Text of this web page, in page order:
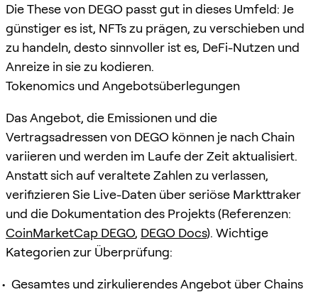
Die These von DEGO passt gut in dieses Umfeld: Je
günstiger es ist, NFTs zu prägen, zu verschieben und
zu handeln, desto sinnvoller ist es, DeFi-Nutzen und
Anreize in sie zu kodieren.
Tokenomics und Angebotsüberlegungen
Das Angebot, die Emissionen und die
Vertragsadressen von DEGO können je nach Chain
variieren und werden im Laufe der Zeit aktualisiert.
Anstatt sich auf veraltete Zahlen zu verlassen,
verifizieren Sie Live-Daten über seriöse Markttraker
und die Dokumentation des Projekts (Referenzen:
CoinMarketCap DEGO, DEGO Docs). Wichtige
Kategorien zur Überprüfung:
Gesamtes und zirkulierendes Angebot über Chains